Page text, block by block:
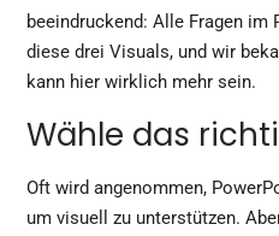
beeindruckend: Alle Fragen im
diese drei Visuals, und wir
kann hier wirklich mehr sein.
Wähle das
Oft wird angenommen,
um visuell zu unterstützen.